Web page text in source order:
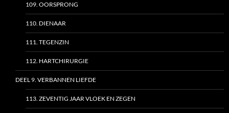
109. OORSPRONG
110. DIENAAR
111. TEGENZIN
112. HARTCHIRURGIE
DEEL 9. VERBANNEN LIEFDE
113. ZEVENTIG JAAR VLOEK EN ZEGEN